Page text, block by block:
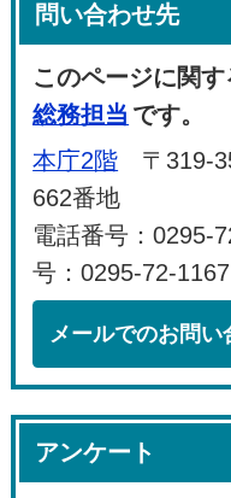
問い合わせ先
このページに関
総務担当 です。
本庁2階 〒319-
662番地
電話番号：
号：0295-72-1167
メールでのお問い
アンケート